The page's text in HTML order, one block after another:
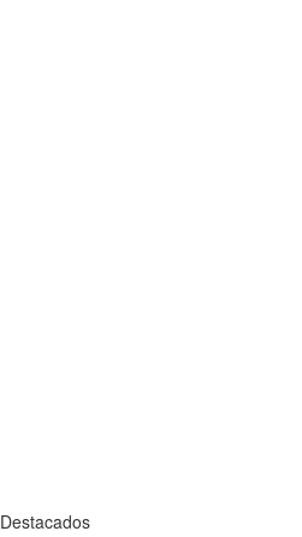
Destacados